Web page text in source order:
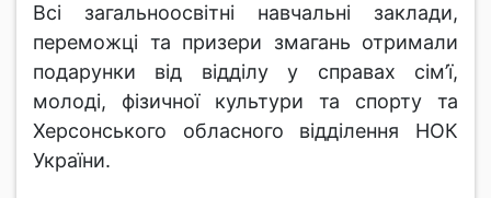
Всі загальноосвітні навчальні заклади,
переможці та призери змагань отримали
подарунки від відділу у справах сім’ї,
молоді, фізичної культури та спорту та
Херсонського обласного відділення НОК
України.